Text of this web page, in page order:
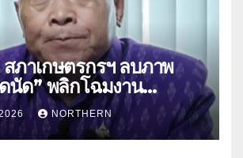
ภาเกษตรกรฯ ลบภาพ
นัด” พลิกโฉมงาน
รืองเมืองสองแคว 69” มุ่ง
กษตรกร ดึงนวัตกรรม-จับ
นค้าเกษตรสู่สากล (คลิป)
NORTHERN